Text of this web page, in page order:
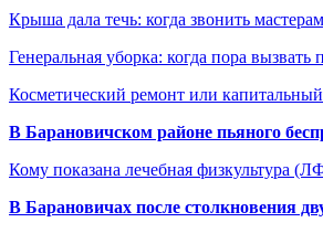
Крыша дала течь: когда звонить
Генеральная уборка: когда пора вызвать
Косметический ремонт или
В Барановичском районе пьяного
Кому показана лечебная физкультура
В Барановичах после столкновения